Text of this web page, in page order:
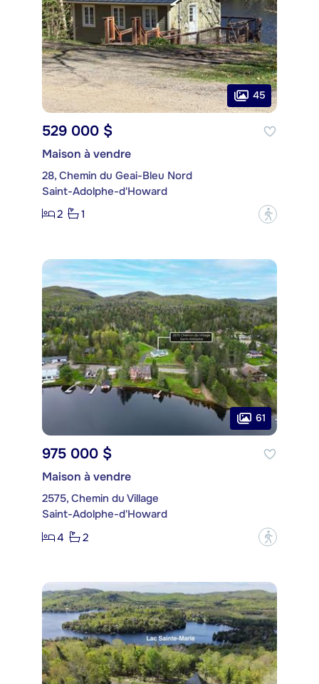
45
529 000 $
Maison à vendre
28, Chemin du Geai-Bleu Nord
Saint-Adolphe-d'Howard
2
1 ?
61
975 000 $
Maison à vendre
2575, Chemin du Village
Saint-Adolphe-d'Howard
4
2 ?